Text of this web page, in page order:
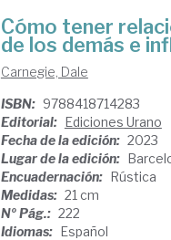
Cómo tener
de los demás e
Carnegie, Dale
ISBN: 9788418714283
Editorial: Ediciones Urano
Fecha de la edición: 2023
Lugar de la edición:
Encuadernación: Rústica
Medidas: 21 cm
Nº Pág.: 222
Idiomas: Español